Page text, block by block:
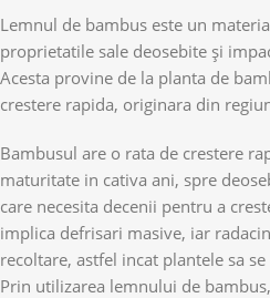
Lemnul de bambus este un
proprietatile sale deosebite și
Acesta provine de la planta de
crestere rapida, originara din
Bambusul are o rata de crestere
maturitate in cativa ani, spre
care necesita decenii pentru a
implica defrisari masive, iar
recoltare, astfel incat plantele sa
Prin utilizarea lemnului de